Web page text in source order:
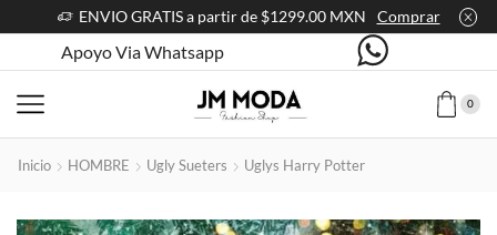
ENVIO GRATIS a partir de $1299.00 MXN Comprar
Apoyo Via Whatsapp
0
Inicio HOMBRE Ugly Sueters Uglys Harry Potter